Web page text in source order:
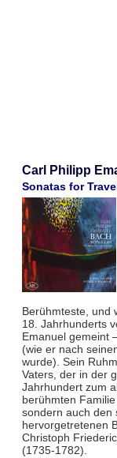
Carl Philipp
Sonatas for
Berühmteste, und
18. Jahrhunderts
Emanuel gemeint
(wie er nach
wurde). Sein
Vaters, der in der
Jahrhundert zum
berühmten
sondern auch den
hervorgetretenen
Christoph
(1735-1782).